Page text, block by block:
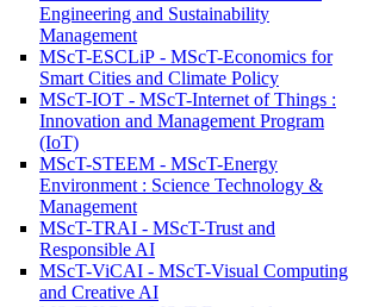
Engineering and Sustainability
Management
MScT-ESCLiP - MScT-Economics for
Smart Cities and Climate Policy
MScT-IOT - MScT-Internet of Things :
Innovation and Management Program
(IoT)
MScT-STEEM - MScT-Energy
Environment : Science Technology &
Management
MScT-TRAI - MScT-Trust and
Responsible AI
MScT-ViCAI - MScT-Visual Computing
and Creative AI